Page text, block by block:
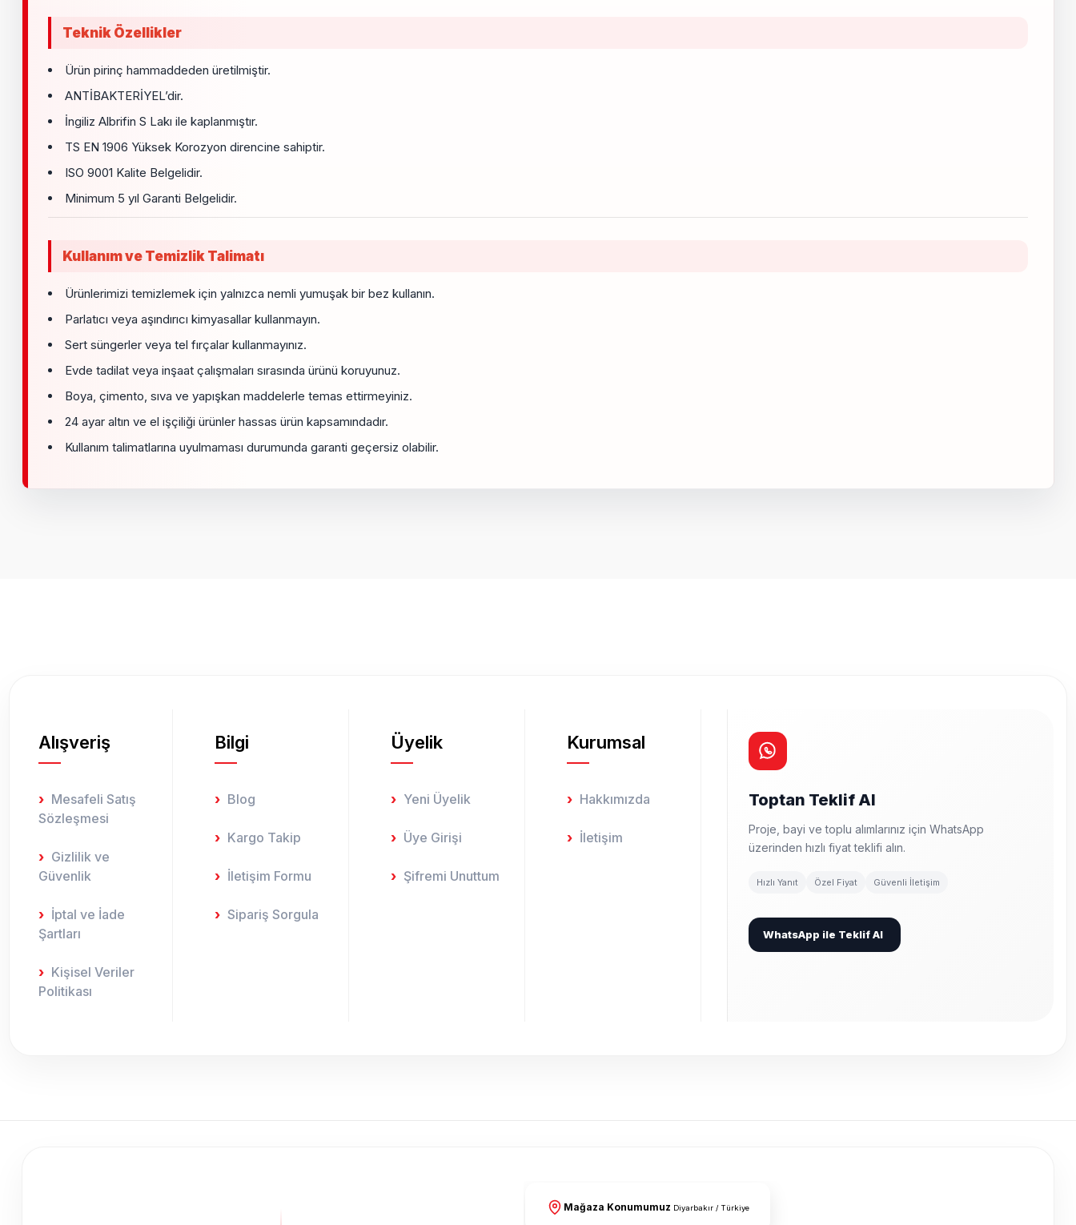
Teknik Özellikler
Ürün pirinç hammaddeden üretilmiştir.
ANTİBAKTERİYEL’dir.
İngiliz Albrifin S Lakı ile kaplanmıştır.
TS EN 1906 Yüksek Korozyon direncine sahiptir.
ISO 9001 Kalite Belgelidir.
Minimum 5 yıl Garanti Belgelidir.
Kullanım ve Temizlik Talimatı
Ürünlerimizi temizlemek için yalnızca nemli yumuşak bir bez kullanın.
Parlatıcı veya aşındırıcı kimyasallar kullanmayın.
Sert süngerler veya tel fırçalar kullanmayınız.
Evde tadilat veya inşaat çalışmaları sırasında ürünü koruyunuz.
Boya, çimento, sıva ve yapışkan maddelerle temas ettirmeyiniz.
24 ayar altın ve el işçiliği ürünler hassas ürün kapsamındadır.
Kullanım talimatlarına uyulmaması durumunda garanti geçersiz olabilir.
Alışveriş
Mesafeli Satış
Sözleşmesi
Gizlilik ve
Güvenlik
İptal ve İade
Şartları
Kişisel Veriler
Politikası
Bilgi
Blog
Kargo Takip
İletişim Formu
Sipariş Sorgula
Üyelik
Yeni Üyelik
Üye Girişi
Şifremi Unuttum
Kurumsal
Hakkımızda
İletişim
Toptan Teklif Al
Proje, bayi ve toplu alımlarınız için WhatsApp
üzerinden hızlı fiyat teklifi alın.
Hızlı Yanıt Özel Fiyat Güvenli İletişim
WhatsApp ile Teklif Al
Mağaza Konumumuz Diyarbakır / Türkiye